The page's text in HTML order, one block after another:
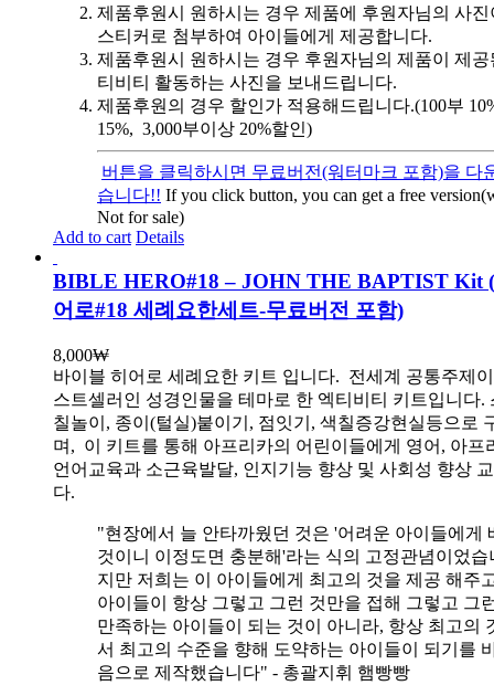
제품후원시 원하시는 경우 제품에 후원자님의 사
스티커로 첨부하여 아이들에게 제공합니다.
제품후원시 원하시는 경우 후원자님의 제품이 제
티비티 활동하는 사진을 보내드립니다.
제품후원의 경우 할인가 적용해드립니다.(100부
15%, 3,000부이상 20%할인)
버튼을 클릭하시면 무료버전(워터마크 포함)을 다
습니다!! If you click button, you can get a free
Not for sale)
Add to cart Details
BIBLE HERO#18 – JOHN THE BAPTIST Kit
어로#18 세례요한세트-무료버전 포함)
8,000₩
바이블 히어로 세례요한 키트 입니다. 전세계 공통주제
스트셀러인 성경인물을 테마로 한 엑티비티 키트입니다.
칠놀이, 종이(털실)붙이기, 점잇기, 색칠증강현실등으로
며, 이 키트를 통해 아프리카의 어린이들에게 영어, 아프
언어교육과 소근육발달, 인지기능 향상 및 사회성 향상
다.
"현장에서 늘 안타까웠던 것은 '어려운 아이들에게
것이니 이정도면 충분해'라는 식의 고정관념이었습
지만 저희는 이 아이들에게 최고의 것을 제공 해주
아이들이 항상 그렇고 그런 것만을 접해 그렇고 그
만족하는 아이들이 되는 것이 아니라, 항상 최고의
서 최고의 수준을 향해 도약하는 아이들이 되기를
음으로 제작했습니다" - 총괄지휘 햄빵빵